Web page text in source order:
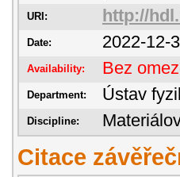
URI: http://
Date: 2022-12-
Availability: Bez
Department: Ústav
Discipline:
Citace